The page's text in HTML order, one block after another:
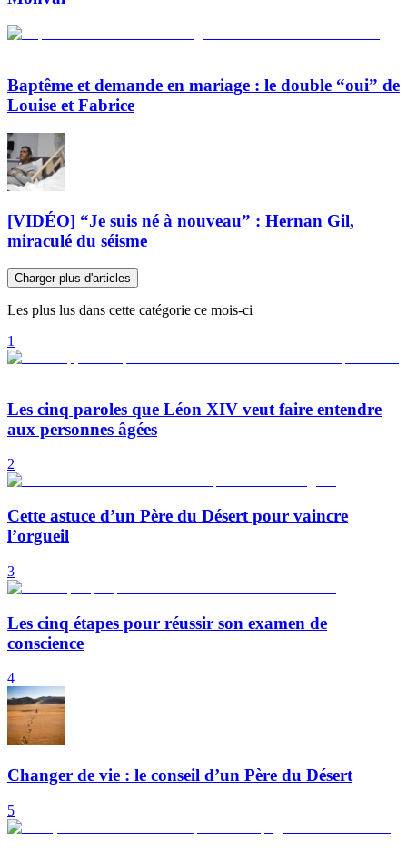
Baptême et demande en mariage : le double “oui” de
Louise et Fabrice
[VIDÉO] “Je suis né à nouveau” : Hernan Gil,
miraculé du séisme
Charger plus d'articles
Les plus lus dans cette catégorie ce mois-ci
1
Les cinq paroles que Léon XIV veut faire entendre
aux personnes âgées
2
Cette astuce d’un Père du Désert pour vaincre
l’orgueil
3
Les cinq étapes pour réussir son examen de
conscience
4
Changer de vie : le conseil d’un Père du Désert
5